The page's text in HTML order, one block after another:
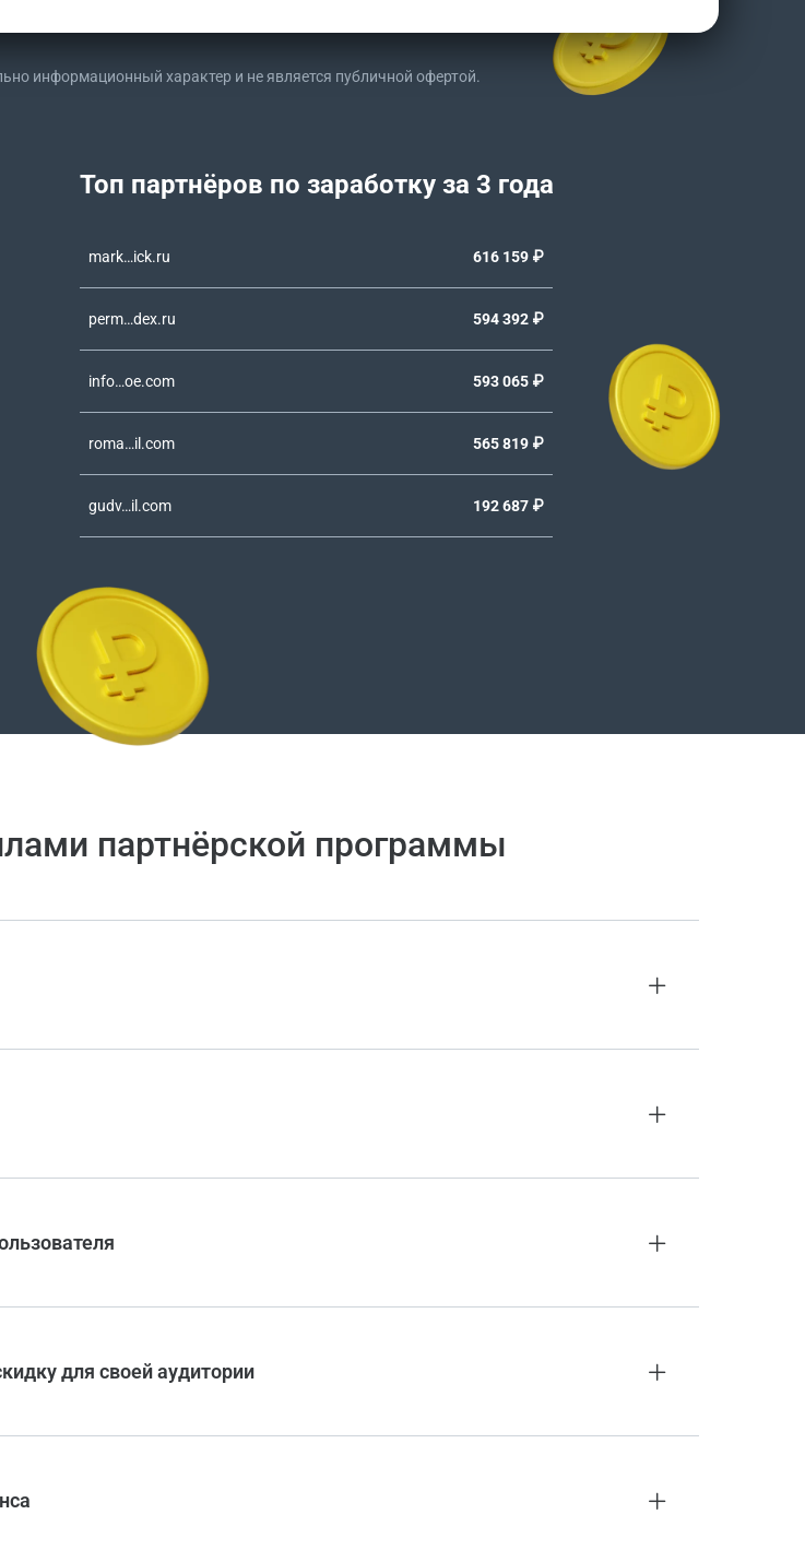
информационный характер и не является публичной офертой.
Топ партнёров по заработку за 3 года
mark…ick.ru 616 159 ₽
perm…dex.ru 594 392 ₽
info…oe.com 593 065 ₽
roma…il.com 565 819 ₽
gudv…il.com 192 687 ₽
партнёрской программы
для своей аудитории